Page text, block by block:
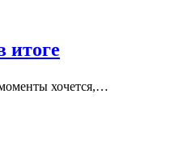
итоге
моменты хочется,…